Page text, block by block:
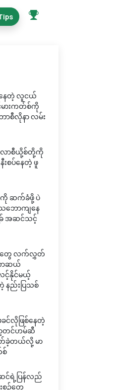
နေတဲ့ လူငယ်
ားကတ်စ်ကို
ာစီလိုနာ လမ်း
ပလာစီယို့စ်တို့ကို
းစပ်နေတဲ့ ဖူ
ကို ဆက်ခံဖို့ ပဲ
ောကျနေ
အဆင်သင့်
တွေ လက်လွှတ်
ာဆယ်
င့်နိုင်မယ့်
ည်းပြသစ်
င်လိုဖြစ်နေတဲ့
ာ့တင်ဟမ်ဆီ
ြတ်ခဲ့တယ်လို့ မာ
စ်
င်ရဲ့ပြန်လည်
စဉ်တွေ